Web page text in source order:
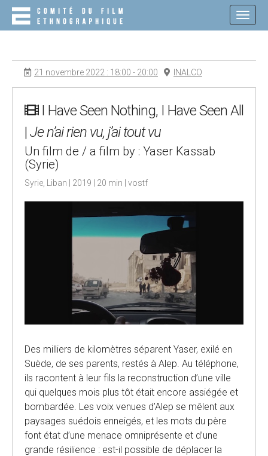
21 novembre 2022 : 18:00 - 20:00 INALCO
I Have Seen Nothing, I Have Seen All
|Je n’ai rien vu, j’ai tout vu
Un film de / a film by : Yaser Kassab
(Syrie)
Syrie, Liban | 2019 | 20 min | vostf
Des milliers de kilomètres séparent Yaser, exilé en
Suède, de ses parents, restés à Alep. Au téléphone,
ils racontent à leur fils la reconstruction d’une ville
qui quelques mois plus tôt était encore assiégée et
bombardée. Les voix venues d’Alep se mêlent aux
paysages suédois enneigés, et les mots du père
font état d’une menace omniprésente et d’une
grande résilience : est-il possible de déplacer la